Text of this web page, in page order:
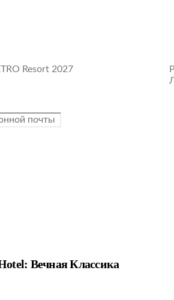
Resort 2027
Вечная Классика